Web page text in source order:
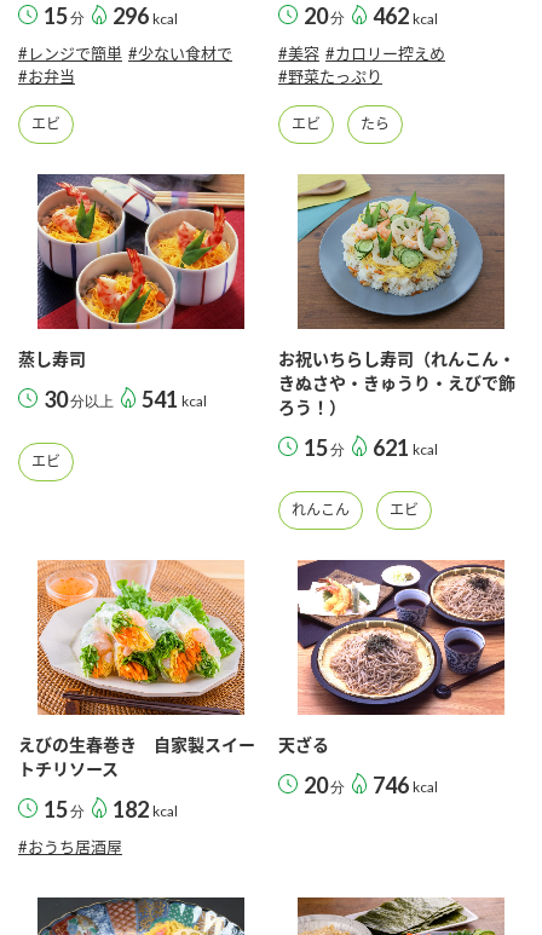
15分 296 kcal
#レンジで簡単 #少ない食材で
#お弁当
エビ
20分 462 kcal
#美容 #カロリー控えめ
#野菜たっぷり
エビ たら
蒸し寿司
30分以上 541 kcal
エビ
お祝いちらし寿司（れんこん・
きぬさや・きゅうり・えびで飾
ろう！）
15分 621 kcal
れんこん エビ
えびの生春巻き 自家製スイー
トチリソース
15分 182 kcal
#おうち居酒屋
天ざる
20分 746 kcal